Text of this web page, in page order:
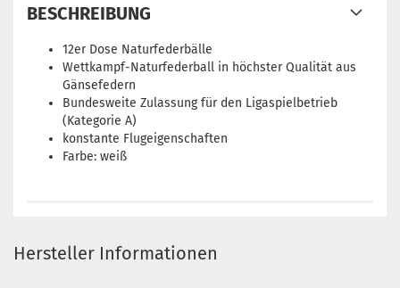
BESCHREIBUNG
12er Dose Naturfederbälle
Wettkampf-Naturfederball in höchster Qualität aus
Gänsefedern
Bundesweite Zulassung für den Ligaspielbetrieb
(Kategorie A)
konstante Flugeigenschaften
Farbe: weiß
Hersteller Informationen